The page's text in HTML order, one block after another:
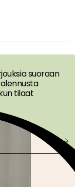
&
suoraan
tilaat